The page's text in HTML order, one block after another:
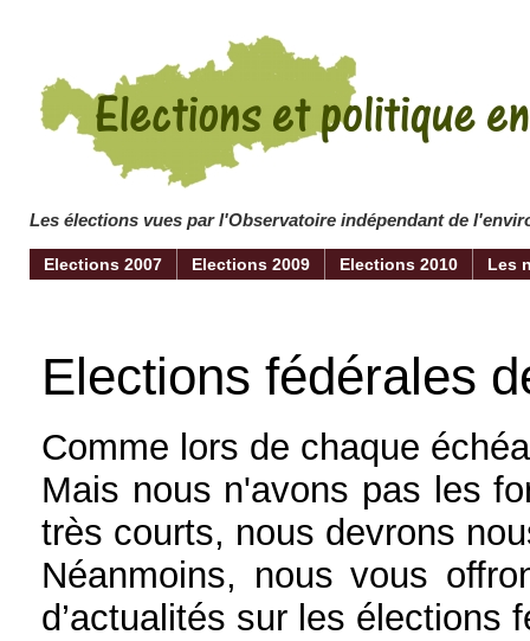
Les élections vues par l'Observatoire indépendant de
Elections 2007 Elections 2009 Elections 2010 Les
Elections fédérales
Comme lors de chaque
Mais nous n'avons pas les
très courts, nous devrons
Néanmoins, nous vous
d’actualités sur les élections